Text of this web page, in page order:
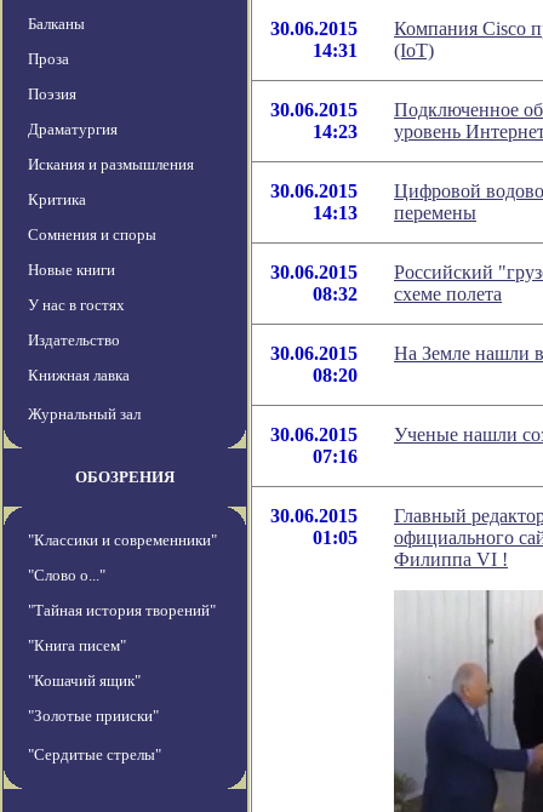
Балканы
Проза
Поэзия
Драматургия
Искания и размышления
Критика
Сомнения и споры
Новые книги
У нас в гостях
Издательство
Книжная лавка
Журнальный зал
ОБОЗРЕНИЯ
"Классики и современники"
"Слово о..."
"Тайная история творений"
"Книга писем"
"Кошачий ящик"
"Золотые прииски"
"Сердитые стрелы"
30.06.2015
14:31
Компания Cisco
(IoT)
30.06.2015
14:23
Подключенное
уровень
30.06.2015
14:13
Цифровой
перемены
30.06.2015
08:32
Российский
схеме полета
30.06.2015
08:20
На Земле нашли
30.06.2015
07:16
Ученые нашли
30.06.2015
01:05
Главный
официального
Филиппа VI !